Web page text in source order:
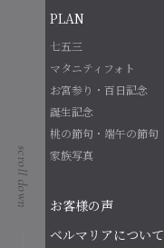
PLAN
七五三
マタニティフォト
お宮参り・百日記念
誕生記念
桃の節句・端午の節句
家族写真
お客様の声
ベルマリアについて